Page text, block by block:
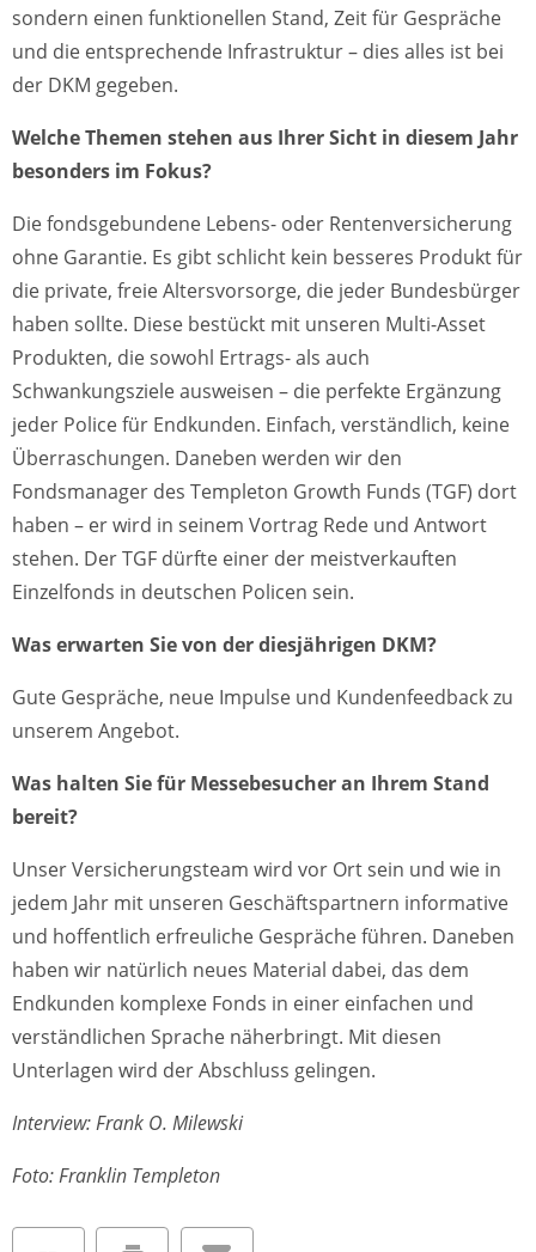
sondern einen funktionellen Stand, Zeit für Gespräche
und die entsprechende Infrastruktur – dies alles ist bei
der DKM gegeben.
Welche Themen stehen aus Ihrer Sicht in diesem Jahr
besonders im Fokus?
Die fondsgebundene Lebens- oder Rentenversicherung
ohne Garantie. Es gibt schlicht kein besseres Produkt für
die private, freie Altersvorsorge, die jeder Bundesbürger
haben sollte. Diese bestückt mit unseren Multi-Asset
Produkten, die sowohl Ertrags- als auch
Schwankungsziele ausweisen – die perfekte Ergänzung
jeder Police für Endkunden. Einfach, verständlich, keine
Überraschungen. Daneben werden wir den
Fondsmanager des Templeton Growth Funds (TGF) dort
haben – er wird in seinem Vortrag Rede und Antwort
stehen. Der TGF dürfte einer der meistverkauften
Einzelfonds in deutschen Policen sein.
Was erwarten Sie von der diesjährigen DKM?
Gute Gespräche, neue Impulse und Kundenfeedback zu
unserem Angebot.
Was halten Sie für Messebesucher an Ihrem Stand
bereit?
Unser Versicherungsteam wird vor Ort sein und wie in
jedem Jahr mit unseren Geschäftspartnern informative
und hoffentlich erfreuliche Gespräche führen. Daneben
haben wir natürlich neues Material dabei, das dem
Endkunden komplexe Fonds in einer einfachen und
verständlichen Sprache näherbringt. Mit diesen
Unterlagen wird der Abschluss gelingen.
Interview: Frank O. Milewski
Foto: Franklin Templeton